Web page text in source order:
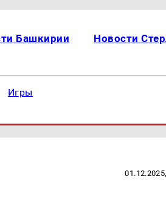
Башкирии Новости
Игры